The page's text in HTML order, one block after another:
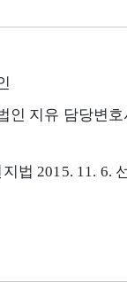
인 지유 담당변
법 2015. 11. 6.